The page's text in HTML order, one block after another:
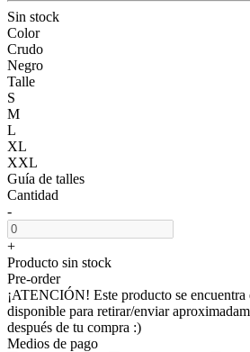
Sin stock
Color
Crudo
Negro
Talle
S
M
L
XL
XXL
Guía de talles
Cantidad
-
+
Producto sin stock
Pre-order
¡ATENCIÓN! Este producto se encuentra
disponible para retirar/enviar
después de tu compra :)
Medios de pago